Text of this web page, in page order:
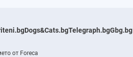
Dogs&Cats.bgTelegraph.bgGbg.bg
от Foreca